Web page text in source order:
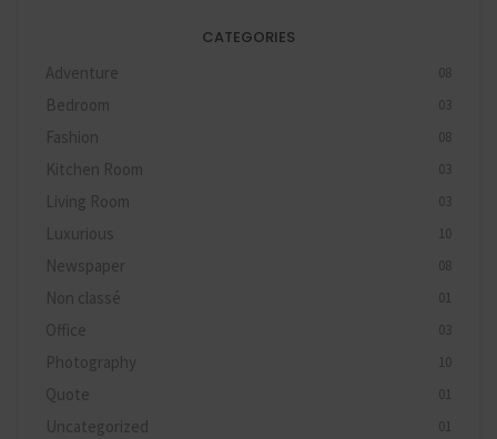
CATEGORIES
Adventure
08
Bedroom 03
Fashion 08
Kitchen Room 03
Living Room 03
Luxurious 10
Newspaper 08
Non classé 01
Office 03
Photography 10
Quote 01
Uncategorized 01